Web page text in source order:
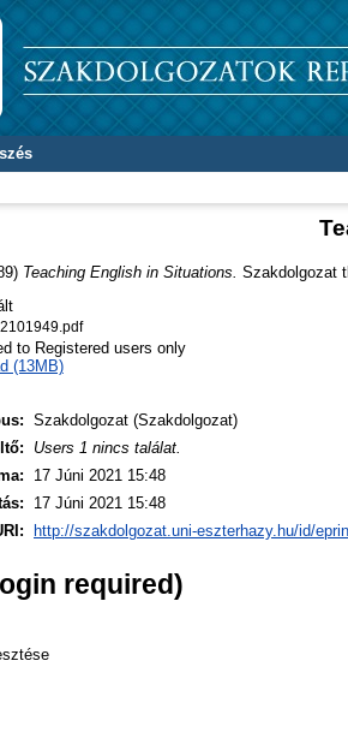
Teaching English in Situations. Szakdolgozat
to Registered users only
(13MB)
Szakdolgozat (Szakdolgozat)
Users 1 nincs találat.
17 Júni 2021 15:48
17 Júni 2021 15:48
http://szakdolgozat.uni-eszterhazy.hu/id/
required)